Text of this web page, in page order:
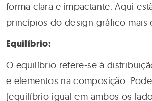
forma clara e impactante. Aqui
princípios do design gráfico mais
Equilíbrio:
O equilíbrio refere-se à
e elementos na composição.
(equilíbrio igual em ambos os